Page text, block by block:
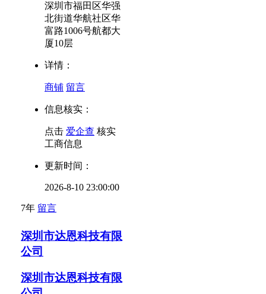
深圳市福田区华强
北街道华航社区华
富路1006号航都大
厦10层
详情：
商铺 留言
信息核实：
点击 爱企查 核实
工商信息
更新时间：
2026-8-10 23:00:00
7年 留言
深圳市达恩科技有限
公司
深圳市达恩科技有限